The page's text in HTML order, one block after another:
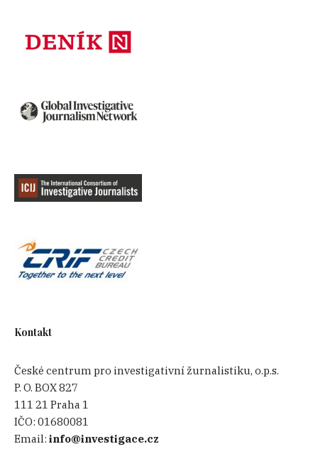
Kontakt
České centrum pro investigativní žurnalistiku, o.p.s.
P. O. BOX 827
111 21 Praha 1
IČO:01680081
Email:info@investigace.cz